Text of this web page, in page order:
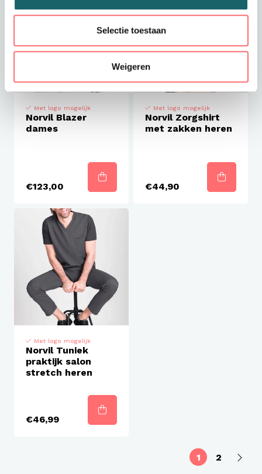
Selectie toestaan
Weigeren
Met logo mogelijk
Norvil Blazer
dames
€123,00
Met logo mogelijk
Norvil Zorgshirt
met zakken heren
€44,90
Met logo mogelijk
Norvil Tuniek
praktijk salon
stretch heren
€46,99
1 2